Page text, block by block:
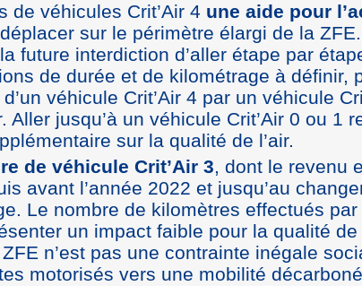
de véhicules Crit’Air 4 une aide pour
sur le périmètre élargi de la
future interdiction d’aller étape par
de durée et de kilométrage à définir,
véhicule Crit’Air 4 par un véhicule
jusqu’à un véhicule Crit’Air 0 ou 1
sur la qualité de l’air.
de véhicule Crit’Air 3, dont le revenu
avant l’année 2022 et jusqu’au
Le nombre de kilomètres effectués
un impact faible pour la qualité de
n’est pas une contrainte inégale
motorisés vers une mobilité